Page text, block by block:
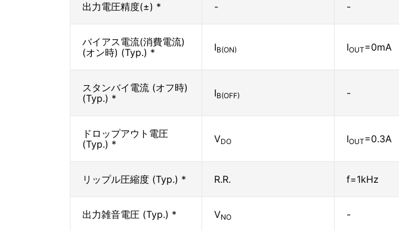
出力電圧精度(±) * - -
バイアス電流(消費電流)
(オン時) (Typ.) *
IB(ON) IOUT=0mA
スタンバイ電流 (オフ時)
(Typ.) *
IB(OFF) -
ドロップアウト電圧
(Typ.) *
VDO IOUT=0.3A
リップル圧縮度 (Typ.) * R.R. f=1kHz
出力雑音電圧 (Typ.) * VNO -